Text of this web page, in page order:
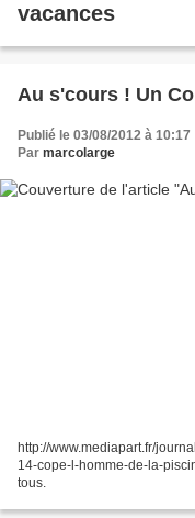
vacances
Au s'cours ! Un
Publié le 03/08/2012 à 10:17
Par marcolarge
http://www.mediapart.fr/
14-cope-l-homme-de-la-
tous.